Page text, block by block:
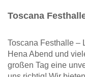
Toscana
Toscana Festhalle –
Hena Abend und
großen Tag eine